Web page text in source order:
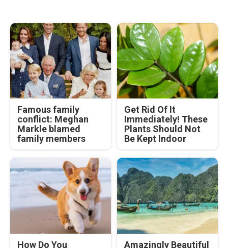
Famous family
conflict: Meghan
Markle blamed
family members
Get Rid Of It
Immediately! These
Plants Should Not
Be Kept Indoor
How Do You Amazingly Beautiful